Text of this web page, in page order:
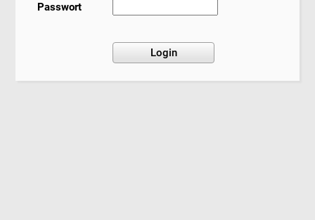
Passwort